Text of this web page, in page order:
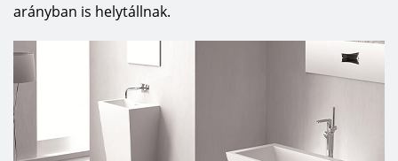
arányban is helytállnak.